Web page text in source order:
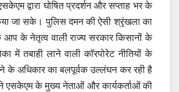
द्वारा घोषित प्रदर्शन और सप्ताह भर के
जा सके। पुलिस दमन की ऐसी श्रृंखला का
के नेतृत्व वाली राज्य सरकार किसानों के
में तबाही लाने वाली कॉरपोरेट नीतियों के
के अधिकार का बलपूर्वक उल्लंघन कर रही है
एसकेएम के मुख्य नेताओं और कार्यकर्ताओं की